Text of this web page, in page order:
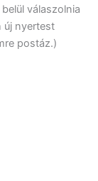
válaszolnia
új nyertest
postáz.)